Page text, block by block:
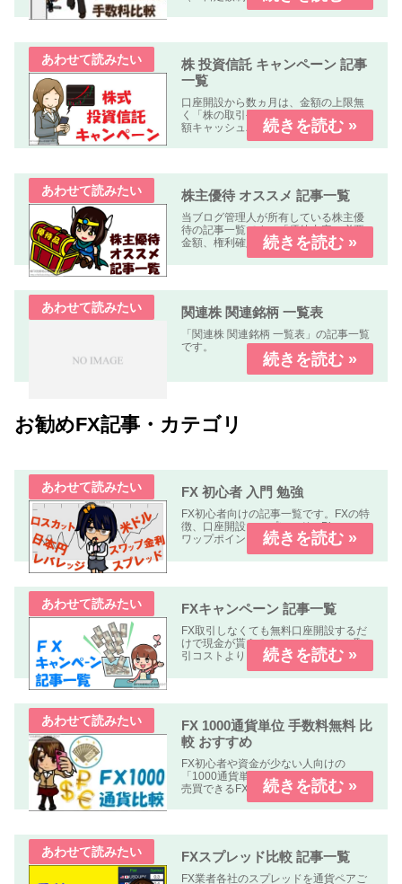
れの業者も「パソコン、スマートフォ
株 投資信託 キャンペーン 記事
一覧
口座開設から数ヵ月は、金額の上限無
く「株の取引手数料が無料」又は「全
額キャッシュバック」のキャンペーン
中心に掲載しています。
株主優待 オススメ 記事一覧
当ブログ管理人が所有している株主優
待の記事一覧です。「優待内容、必要
金額、権利確定日、優待到着日、使用
期限、優待利回り、配当利回り、オス
スメ度」などについて解説します。
関連株 関連銘柄 一覧表
「関連株 関連銘柄 一覧表」の記事一覧
です。
お勧めFX記事・カテゴリ
FX 初心者 入門 勉強
FX初心者向けの記事一覧です。FXの特
徴、口座開設、スプレッド、Pips、ス
ワップポイント、レバレッジ、ロン
グ、ショート、ロット、ロスカットな
どについて解説します、
FXキャンペーン 記事一覧
FX取引しなくても無料口座開設するだ
けで現金が貰えるキャンペーンや、取
引コストよりも貰える金額の方が多い
オトクなキャンペーン中心に掲載して
います。
FX 1000通貨単位 手数料無料 比
較 おすすめ
FX初心者や資金が少ない人向けの
「1000通貨単位以下、手数料無料」で
売買できるFX業者の比較記事です。
FXスプレッド比較 記事一覧
FX業者各社のスプレッドを通貨ペアご